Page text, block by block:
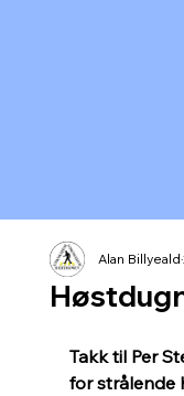
Alan Billyeald
Takk til Per
for strålende